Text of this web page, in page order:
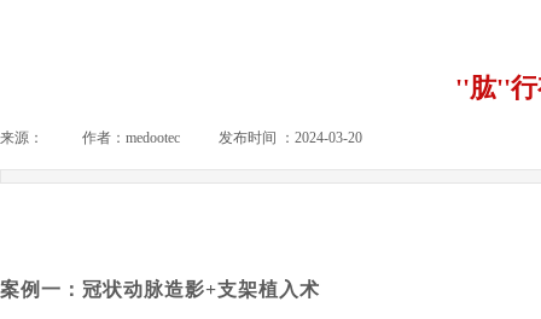
''肱''行
来源： 作者： medootec 发布时间 ： 2024-03-20
案例一：冠状动脉造影+支架植入术